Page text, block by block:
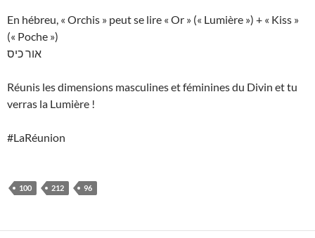
En hébreu, « Orchis » peut se lire « Or » (« Lumière ») + « Kiss »
(« Poche »)
אור כיס
Réunis les dimensions masculines et féminines du Divin et tu
verras la Lumière !
#LaRéunion
100 212 96